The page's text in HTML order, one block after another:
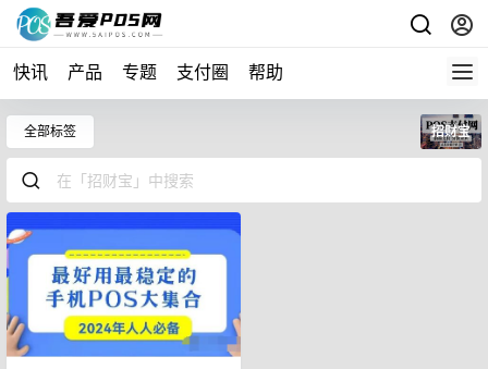
快讯 产品 专题 支付圈 帮助
全部标签 招财宝